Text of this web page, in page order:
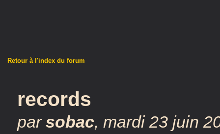
Retour à l'index du forum
records
parsobac, mardi 23 juin